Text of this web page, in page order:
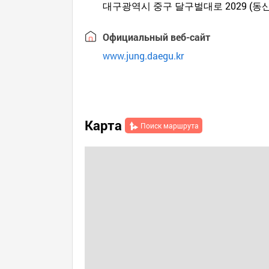
대구광역시 중구 달구벌대로 2029 (동
Официальный веб-сайт
www.jung.daegu.kr
Карта Поиск маршрута